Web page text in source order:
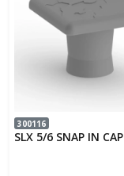
300116
SLX 5/6 SNAP IN CAP